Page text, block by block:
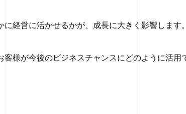
経営に活かせるかが、成長に大きく影響します。
様が今後のビジネスチャンスにどのように活用